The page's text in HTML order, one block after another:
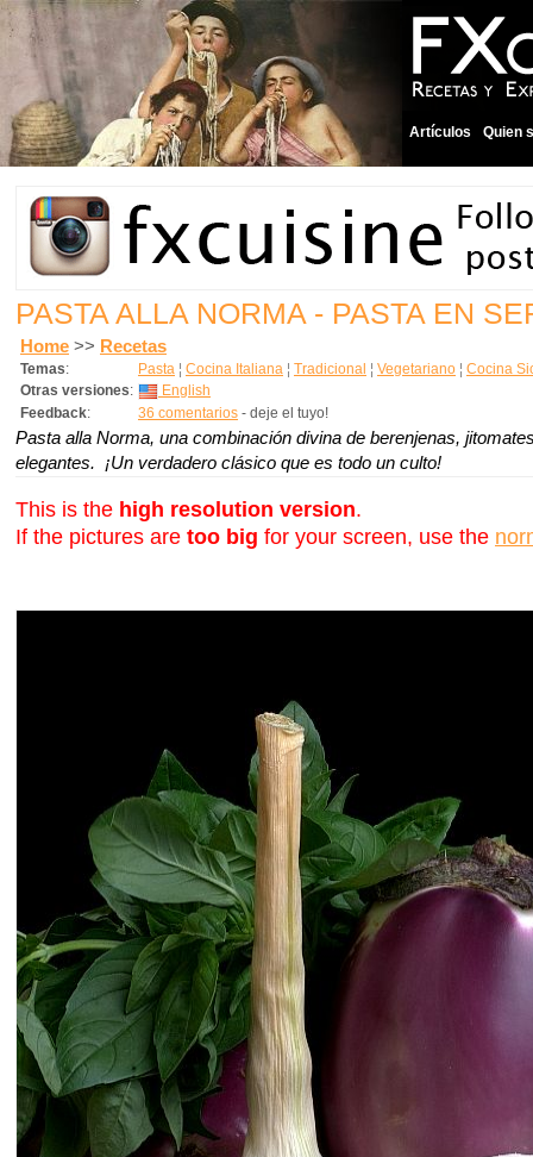
Artículos Quien
PASTA ALLA NORMA - PASTA EN
Home >> Recetas
Temas: Pasta ¦ Cocina Italiana ¦ Tradicional ¦ Vegetariano ¦ Cocina
Otras versiones:
English
Feedback: 36 comentarios - deje el tuyo!
Pasta alla Norma, una combinación divina de berenjenas,
elegantes. ¡Un verdadero clásico que es todo un culto!
This is the high resolution version.
If the pictures are too big for your screen, use the